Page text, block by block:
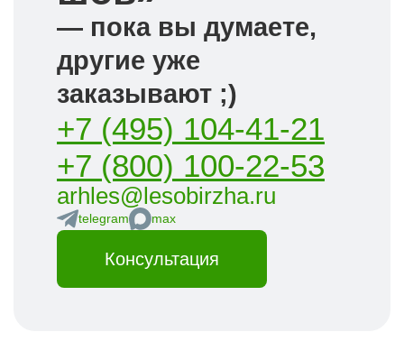
— пока вы думаете,
другие уже
заказывают ;)
+7 (495) 104-41-21
+7 (800) 100-22-53
arhles@lesobirzha.ru
telegram max
Консультация